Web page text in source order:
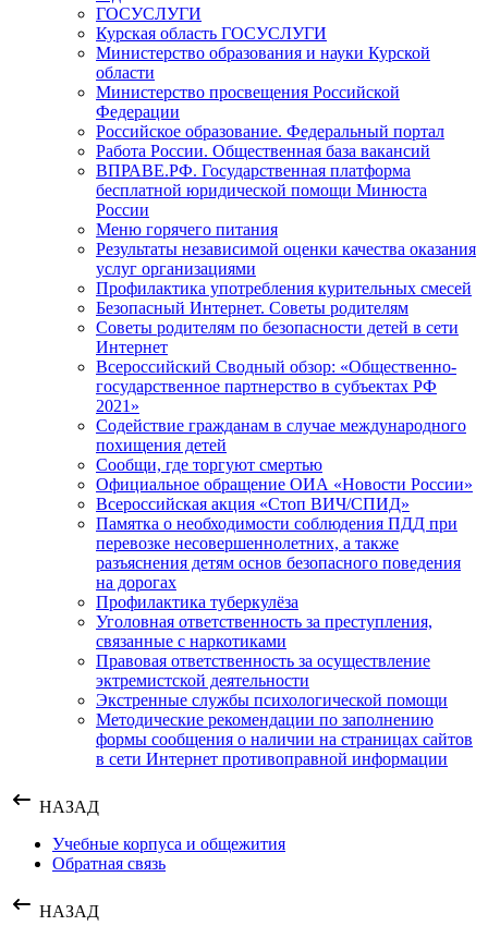
ГОСУСЛУГИ
Курская область ГОСУСЛУГИ
Министерство образования и науки Курской
области
Министерство просвещения Российской
Федерации
Российское образование. Федеральный портал
Работа России. Общественная база вакансий
ВПРАВЕ.РФ. Государственная платформа
бесплатной юридической помощи Минюста
России
Меню горячего питания
Результаты независимой оценки качества оказания
услуг организациями
Профилактика употребления курительных смесей
Безопасный Интернет. Советы родителям
Советы родителям по безопасности детей в сети
Интернет
Всероссийский Сводный обзор: «Общественно-
государственное партнерство в субъектах РФ
2021»
Содействие гражданам в случае международного
похищения детей
Сообщи, где торгуют смертью
Официальное обращение ОИА «Новости России»
Всероссийская акция «Стоп ВИЧ/СПИД»
Памятка о необходимости соблюдения ПДД при
перевозке несовершеннолетних, а также
разъяснения детям основ безопасного поведения
на дорогах
Профилактика туберкулёза
Уголовная ответственность за преступления,
связанные с наркотиками
Правовая ответственность за осуществление
эктремистской деятельности
Экстренные службы психологической помощи
Методические рекомендации по заполнению
формы сообщения о наличии на страницах сайтов
в сети Интернет противоправной информации
НАЗАД
Учебные корпуса и общежития
Обратная связь
НАЗАД